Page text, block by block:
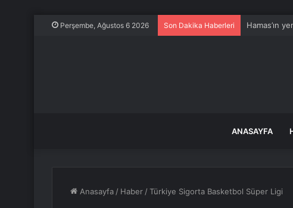
Perşembe, Ağustos 6 2026 Son Dakika Haberleri Hamas’ın
ANASAYFA
Anasayfa / Haber /Türkiye Sigorta Basketbol Süper Ligi